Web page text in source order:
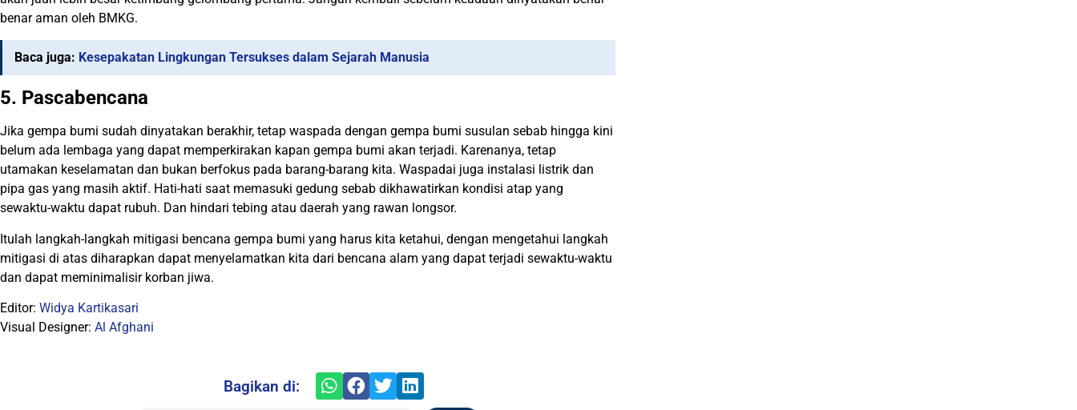
benar aman oleh BMKG.
Baca juga: Kesepakatan Lingkungan Tersukses dalam Sejarah Manusia
5. Pascabencana
Jika gempa bumi sudah dinyatakan berakhir, tetap waspada dengan gempa bumi susulan sebab hingga kini
belum ada lembaga yang dapat memperkirakan kapan gempa bumi akan terjadi. Karenanya, tetap
utamakan keselamatan dan bukan berfokus pada barang-barang kita. Waspadai juga instalasi listrik dan
pipa gas yang masih aktif. Hati-hati saat memasuki gedung sebab dikhawatirkan kondisi atap yang
sewaktu-waktu dapat rubuh. Dan hindari tebing atau daerah yang rawan longsor.
Itulah langkah-langkah mitigasi bencana gempa bumi yang harus kita ketahui, dengan mengetahui langkah
mitigasi di atas diharapkan dapat menyelamatkan kita dari bencana alam yang dapat terjadi sewaktu-waktu
dan dapat meminimalisir korban jiwa.
Editor: Widya Kartikasari
Visual Designer: Al Afghani
Bagikan di: